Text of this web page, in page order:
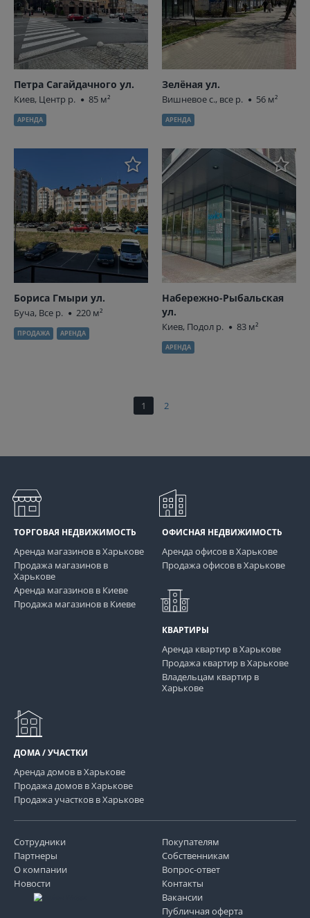
Петра Сагайдачного ул.
Киев, Центр р. 85 м²
АРЕНДА
Зелёная ул.
Вишневое с., все р. 56 м²
АРЕНДА
Бориса Гмыри ул.
Буча, Все р. 220 м²
ПРОДАЖА АРЕНДА
Набережно-Рыбальская
ул.
Киев, Подол р. 83 м²
АРЕНДА
1 2
ТОРГОВАЯ НЕДВИЖИМОСТЬ
Аренда магазинов в Харькове
Продажа магазинов в
Харькове
Аренда магазинов в Киеве
Продажа магазинов в Киеве
ОФИСНАЯ НЕДВИЖИМОСТЬ
Аренда офисов в Харькове
Продажа офисов в Харькове
КВАРТИРЫ
Аренда квартир в Харькове
Продажа квартир в Харькове
Владельцам квартир в
Харькове
ДОМА / УЧАСТКИ
Аренда домов в Харькове
Продажа домов в Харькове
Продажа участков в Харькове
Сотрудники
Партнеры
Покупателям
Собственникам
О компании
Новости
Вопрос-ответ
Контакты
Вакансии
Публичная оферта